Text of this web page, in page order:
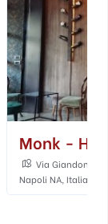
Monk -
Via
Napoli NA, Italia